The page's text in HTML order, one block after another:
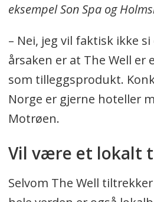
eksempel Son Spa og
– Nei, jeg vil faktisk ikke
årsaken er at The Well er
som tilleggsprodukt.
Norge er gjerne hoteller
Motrøen.
Vil være et lokalt
Selvom The Well